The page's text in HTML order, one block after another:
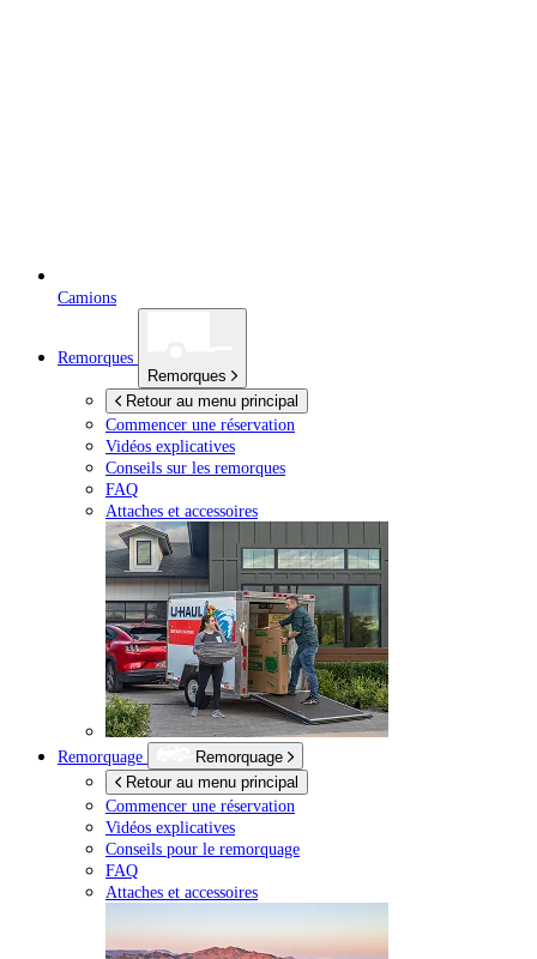
Camions
Remorques
Remorques
Retour au menu principal
Commencer une réservation
Vidéos explicatives
Conseils sur les remorques
FAQ
Attaches et accessoires
Remorquage
Remorquage
Retour au menu principal
Commencer une réservation
Vidéos explicatives
Conseils pour le remorquage
FAQ
Attaches et accessoires